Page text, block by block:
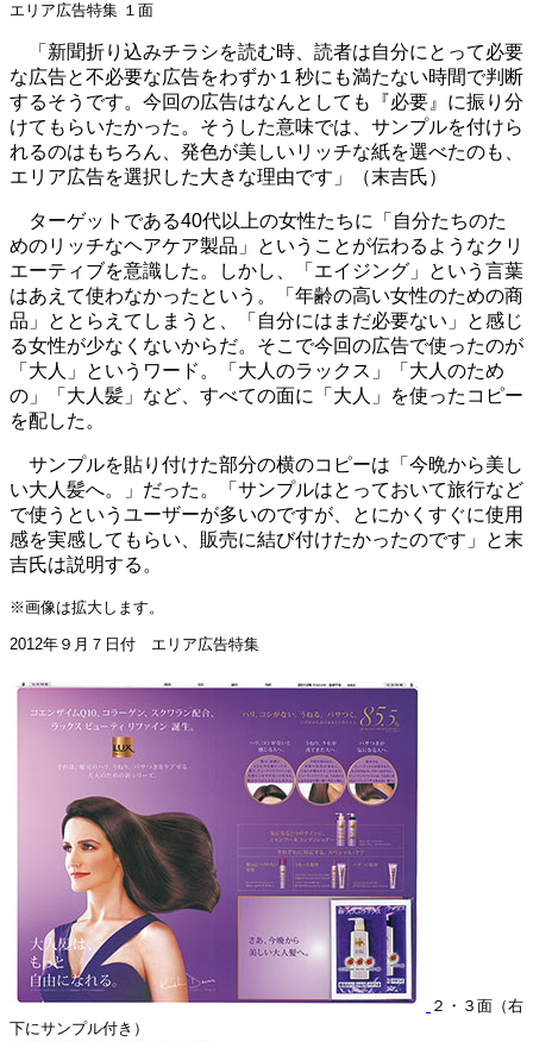
エリア広告特集 １面
「新聞折り込みチラシを読む時、読者は自分にとって必要
な広告と不必要な広告をわずか１秒にも満たない時間で判断
するそうです。今回の広告はなんとしても『必要』に振り分
けてもらいたかった。そうした意味では、サンプルを付けら
れるのはもちろん、発色が美しいリッチな紙を選べたのも、
エリア広告を選択した大きな理由です」（末吉氏）
ターゲットである40代以上の女性たちに「自分たちのた
めのリッチなヘアケア製品」ということが伝わるようなクリ
エーティブを意識した。しかし、「エイジング」という言葉
はあえて使わなかったという。「年齢の高い女性のための商
品」ととらえてしまうと、「自分にはまだ必要ない」と感じ
る女性が少なくないからだ。そこで今回の広告で使ったのが
「大人」というワード。「大人のラックス」「大人のため
の」「大人髪」など、すべての面に「大人」を使ったコピー
を配した。
サンプルを貼り付けた部分の横のコピーは「今晩から美し
い大人髪へ。」だった。「サンプルはとっておいて旅行など
で使うというユーザーが多いのですが、とにかくすぐに使用
感を実感してもらい、販売に結び付けたかったのです」と末
吉氏は説明する。
※画像は拡大します。
2012年９月７日付 エリア広告特集
２・３面（右
下にサンプル付き）